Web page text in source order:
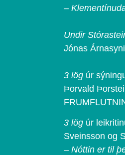
–
Undir
Jónas Árnasyni
3 lög úr
Þorvald
3 lög úr
Sveinsson og
– Nóttin er til